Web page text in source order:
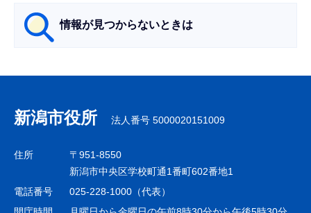
情報が見つからないときは
ナ
ビ
ゲ
シ
ョ
新潟市役所 法人番号 5000020151009
住所
〒951-8550
新潟市中央区学校町通1番町602番地1
電話番号
025-228-1000（代表）